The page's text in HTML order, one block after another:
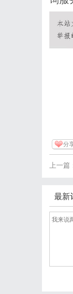
分
上一
最新